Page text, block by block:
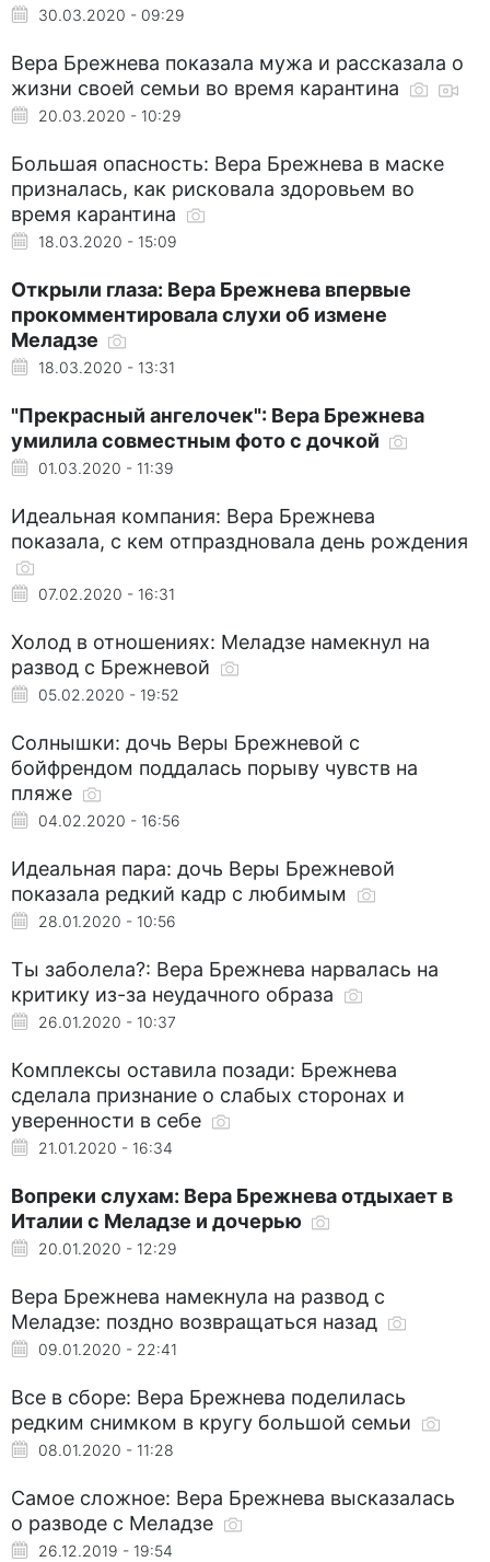
30.03.2020 - 09:29
Вера Брежнева показала мужа и рассказала о
жизни своей семьи во время карантина
20.03.2020 - 10:29
Большая опасность: Вера Брежнева в маске
призналась, как рисковала здоровьем во
время карантина
18.03.2020 - 15:09
Открыли глаза: Вера Брежнева впервые
прокомментировала слухи об измене
Меладзе
18.03.2020 - 13:31
"Прекрасный ангелочек": Вера Брежнева
умилила совместным фото с дочкой
01.03.2020 - 11:39
Идеальная компания: Вера Брежнева
показала, с кем отпраздновала день рождения
07.02.2020 - 16:31
Холод в отношениях: Меладзе намекнул на
развод с Брежневой
05.02.2020 - 19:52
Солнышки: дочь Веры Брежневой с
бойфрендом поддалась порыву чувств на
пляже
04.02.2020 - 16:56
Идеальная пара: дочь Веры Брежневой
показала редкий кадр с любимым
28.01.2020 - 10:56
Ты заболела?: Вера Брежнева нарвалась на
критику из-за неудачного образа
26.01.2020 - 10:37
Комплексы оставила позади: Брежнева
сделала признание о слабых сторонах и
уверенности в себе
21.01.2020 - 16:34
Вопреки слухам: Вера Брежнева отдыхает в
Италии с Меладзе и дочерью
20.01.2020 - 12:29
Вера Брежнева намекнула на развод с
Меладзе: поздно возвращаться назад
09.01.2020 - 22:41
Все в сборе: Вера Брежнева поделилась
редким снимком в кругу большой семьи
08.01.2020 - 11:28
Самое сложное: Вера Брежнева высказалась
о разводе с Меладзе
26.12.2019 - 19:54